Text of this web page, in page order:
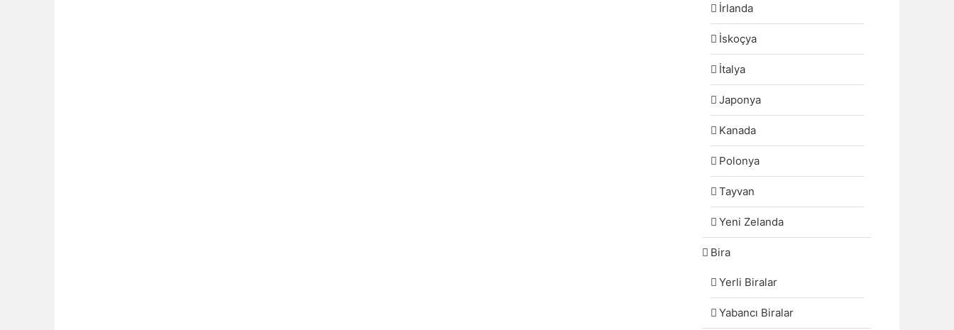
İrlanda
İskoçya
İtalya
Japonya
Kanada
Polonya
Tayvan
Yeni Zelanda
Bira
Yerli Biralar
Yabancı Biralar